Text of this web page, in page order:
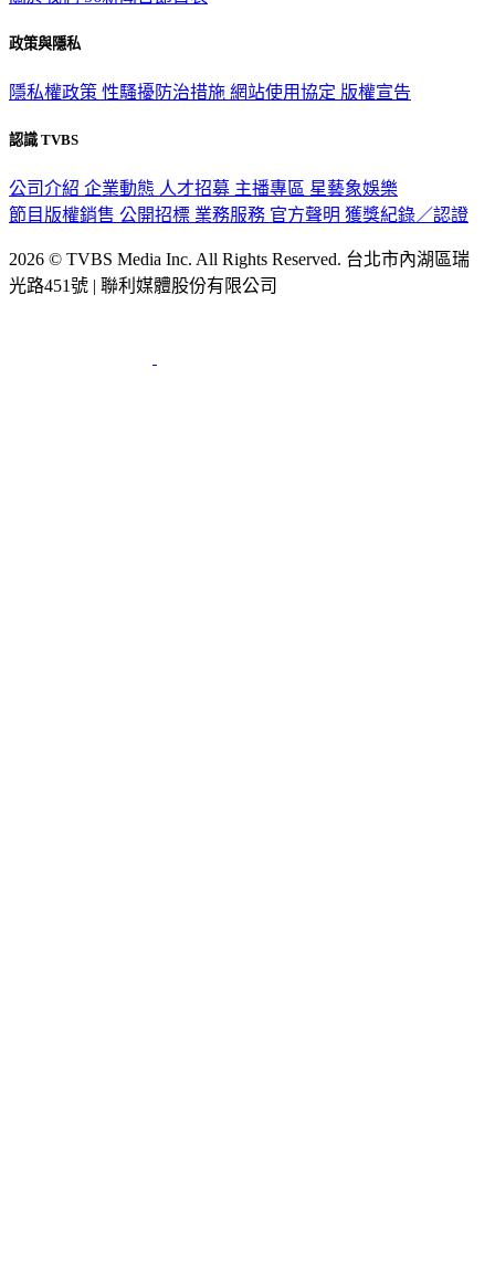
政策與隱私
隱私權政策 性騷擾防治措施 網站使用協定 版權宣告
認識 TVBS
公司介紹 企業動態 人才招募 主播專區 星藝象娛樂
節目版權銷售 公開招標 業務服務 官方聲明 獲獎紀錄／認證
2026 © TVBS Media Inc. All Rights Reserved. 台北市內湖區瑞
光路451號 | 聯利媒體股份有限公司